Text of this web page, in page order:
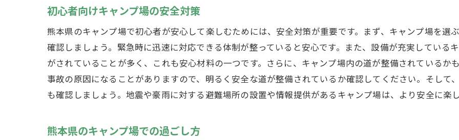
安心して遊べるキャンプ場
家族でのキャンプをより楽しむために
四季折々の風景を楽しむ熊本県のキャンプ場紹介
春夏秋冬それぞれのキャンプの魅力
初心者向けキャンプ場の安全対策
熊本県のキャンプ場で初心者が安心して楽しむためには、安全対策が重要です。まず、キャンプ場を選
確認しましょう。緊急時に迅速に対応できる体制が整っていると安心です。また、設備が充実している
がされていることが多く、これも安心材料の一つです。さらに、キャンプ場内の道が整備されているか
事故の原因になることがありますので、明るく安全な道が整備されているか確認してください。そして
も確認しましょう。地震や豪雨に対する避難場所の設置や情報提供があるキャンプ場は、より安全に楽
熊本県のキャンプ場での過ごし方